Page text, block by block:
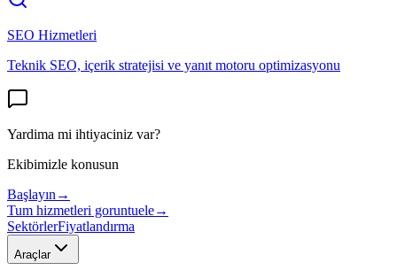
SEO Hizmetleri
Teknik SEO, içerik stratejisi ve yanıt motoru optimizasyonu
Yardima mi ihtiyaciniz var?
Ekibimizle konusun
Başlayın →
Tum hizmetleri goruntuele→
SektörlerFiyatlandırma
Araçlar